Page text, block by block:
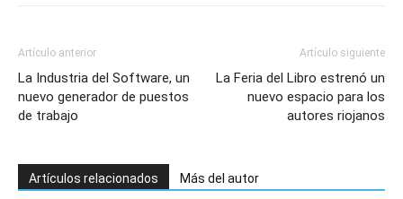
Artículo anterior
La Industria del Software, un
nuevo generador de puestos
de trabajo
Artículo siguiente
La Feria del Libro estrenó un
nuevo espacio para los
autores riojanos
Artículos relacionados Más del autor